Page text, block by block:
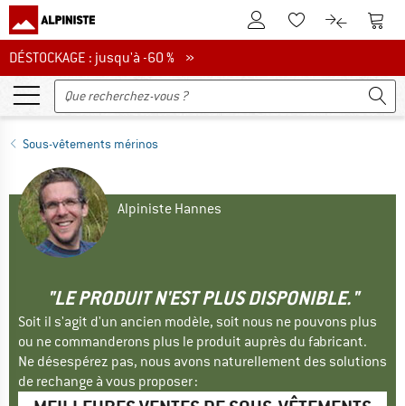
Vers le compte client
Vers la liste
Vers le
DÉSTOCKAGE : jusqu'à -60 %
DÉSTOCKAGE : jusqu'à -60 % »
Sous-vêtements mérinos
Alpiniste Hannes
"LE PRODUIT N'EST PLUS DISPONIBLE."
Soit il s'agit d'un ancien modèle, soit nous ne pouvons plus
ou ne commanderons plus le produit auprès du fabricant.
Ne désespérez pas, nous avons naturellement des solutions
de rechange à vous proposer :